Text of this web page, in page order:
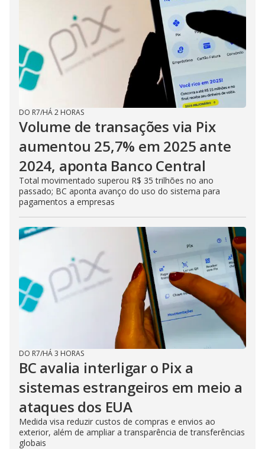
DO R7/HÁ 2 HORAS
Volume de transações via Pix
aumentou 25,7% em 2025 ante
2024, aponta Banco Central
Total movimentado superou R$ 35 trilhões no ano
passado; BC aponta avanço do uso do sistema para
pagamentos a empresas
DO R7/HÁ 3 HORAS
BC avalia interligar o Pix a
sistemas estrangeiros em meio a
ataques dos EUA
Medida visa reduzir custos de compras e envios ao
exterior, além de ampliar a transparência de transferências
globais